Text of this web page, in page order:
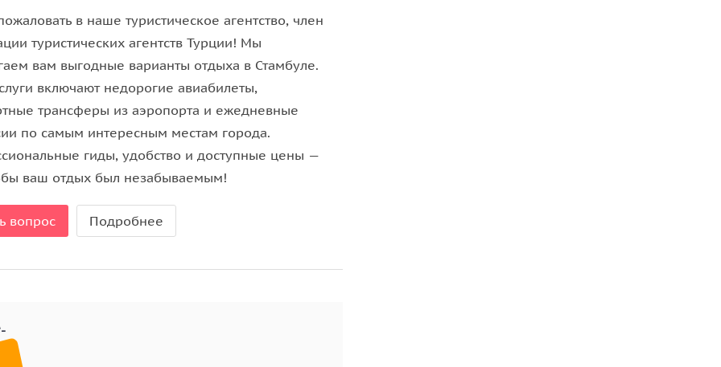
на нетронутом пляже бухты Лара,
количество безалкогольных напитков и
Если вы предпочитаете более короткий и
насладиться красотой Средиземноморья по
плавную и беспроблемную поездку в
услуги фото — и видеосъемки с дрона
вам заново пережить ваше яхтенное
в наше туристическое агентство, член
туристических агентств Турции! Мы
вам выгодные варианты отдыха в Стамбуле.
включают недорогие авиабилеты,
трансферы из аэропорта и ежедневные
по самым интересным местам города.
гиды, удобство и доступные цены —
ваш отдых был незабываемым!
вопрос Подробнее